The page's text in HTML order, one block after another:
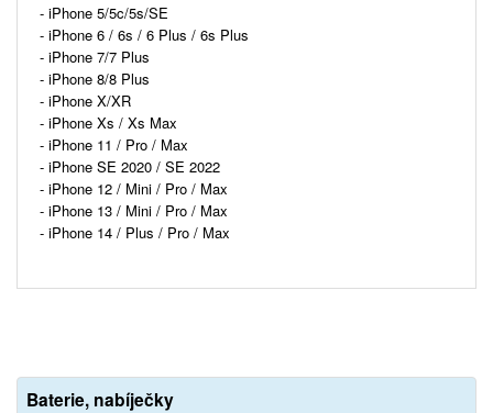
- iPhone 5/5c/5s/SE
- iPhone 6 / 6s / 6 Plus / 6s Plus
- iPhone 7/7 Plus
- iPhone 8/8 Plus
- iPhone X/XR
- iPhone Xs / Xs Max
- iPhone 11 / Pro / Max
- iPhone SE 2020 / SE 2022
- iPhone 12 / Mini / Pro / Max
- iPhone 13 / Mini / Pro / Max
- iPhone 14 / Plus / Pro / Max
Baterie, nabíječky